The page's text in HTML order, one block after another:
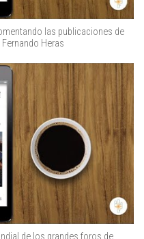
las publicaciones de
Heras
de los grandes foros de